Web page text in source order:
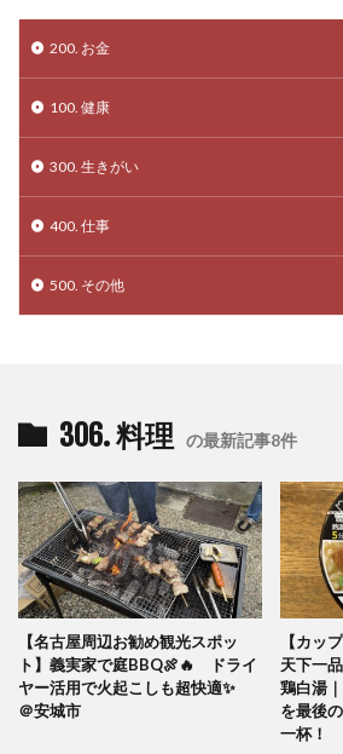
200. お金
100. 健康
300. 生きがい
400. 仕事
500. その他
306. 料理 の最新記事8件
【名古屋周辺お勧め観光スポッ
ト】義実家で庭BBQ🍖🔥 ドライ
ヤー活用で火起こしも超快適✨
＠安城市
【カッ
天下一
鶏白湯
を最後
一杯！